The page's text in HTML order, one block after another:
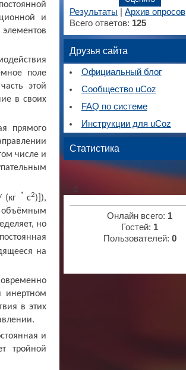
и
поле
этой
в своих
прямого
числе и
(кг * с2)]),
но
на
инертном
в этих
и
тройной
Результаты
Архив опросов
Всего ответов: 125
Друзья сайта
Официальный блог
Сообщество uCoz
FAQ по системе
Инструкции для uCoz
Статистика
d
Онлайн всего: 1
Гостей: 1
Пользователей: 0